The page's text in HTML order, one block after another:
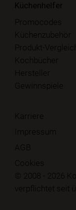
Küchenhelfer
Promocodes
Küchenzubehör
Produkt-
Kochbücher
Hersteller
Gewinnspiele
© 2008 - 2026
verpflichtet seit
Karriere
Impressum
AGB
Cookies